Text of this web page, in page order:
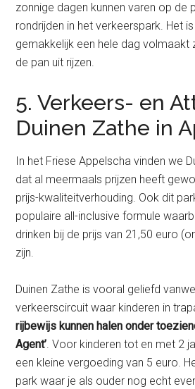
zonnige dagen kunnen varen op de
rondrijden in het verkeerspark. Het
gemakkelijk een hele dag volmaakt
de pan uit rijzen.
5. Verkeers- en
Duinen Zathe in
In het Friese Appelscha vinden we
dat al meermaals prijzen heeft
prijs-kwaliteitverhouding. Ook dit
populaire all-inclusive formule
drinken bij de prijs van 21,50 euro
zijn.
Duinen Zathe is vooral geliefd
verkeerscircuit waar kinderen in
rijbewijs kunnen halen onder
Agent’. Voor kinderen tot en met 2
een kleine vergoeding van 5 euro.
park waar je als ouder nog echt